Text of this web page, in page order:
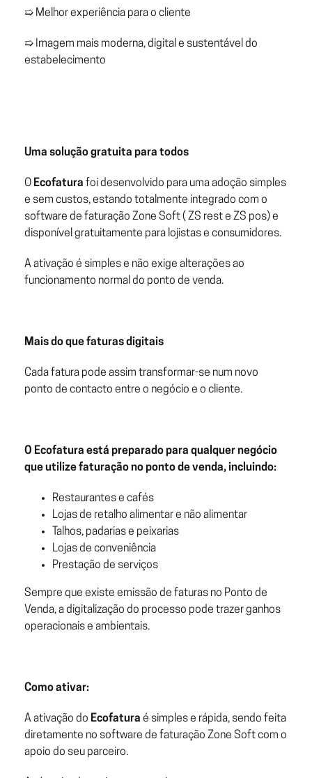
➯ Melhor experiência para o cliente
➯ Imagem mais moderna, digital e sustentável do
estabelecimento
Uma solução gratuita para todos
O Ecofatura foi desenvolvido para uma adoção simples
e sem custos, estando totalmente integrado com o
software de faturação Zone Soft ( ZS rest e ZS pos) e
disponível gratuitamente para lojistas e consumidores.
A ativação é simples e não exige alterações ao
funcionamento normal do ponto de venda.
Mais do que faturas digitais
Cada fatura pode assim transformar-se num novo
ponto de contacto entre o negócio e o cliente.
O Ecofatura está preparado para qualquer negócio
que utilize faturação no ponto de venda, incluindo:
Restaurantes e cafés
Lojas de retalho alimentar e não alimentar
Talhos, padarias e peixarias
Lojas de conveniência
Prestação de serviços
Sempre que existe emissão de faturas no Ponto de
Venda, a digitalização do processo pode trazer ganhos
operacionais e ambientais.
Como ativar:
A ativação do Ecofatura é simples e rápida, sendo feita
diretamente no software de faturação Zone Soft com o
apoio do seu parceiro.